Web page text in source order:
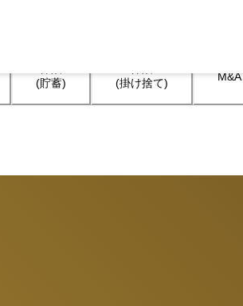
(貯蓄)
(掛け捨て)
M&A